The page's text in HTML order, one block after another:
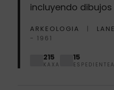
incluyendo
ARKEOLOGIA
- 1961
215
KAXA
15
ESPEDIENTEA